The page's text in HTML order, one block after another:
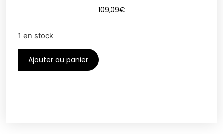
109,09€
1 en stock
Ajouter au panier